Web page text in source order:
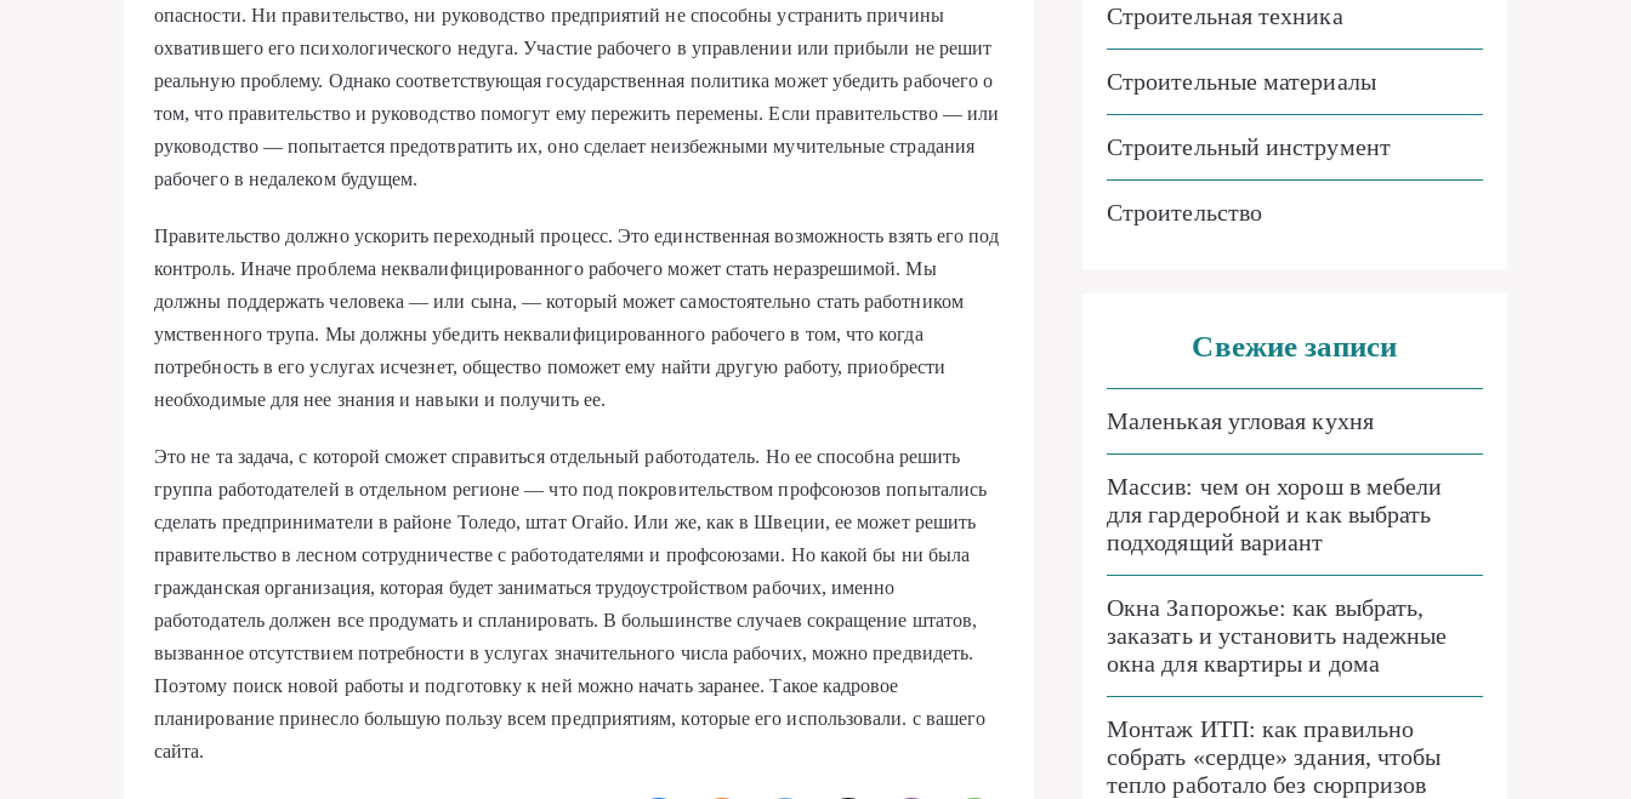
опасности. Ни правительство, ни руководство предприятий не способны устранить причины
охватившего его психологического недуга. Участие рабочего в управлении или прибыли не решит
реальную проблему. Однако соответствующая государственная политика может убедить рабочего о
том, что правительство и руководство помогут ему пережить перемены. Если правительство — или
руководство — попытается предотвратить их, оно сделает неизбежными мучительные страдания
рабочего в недалеком будущем.
Правительство должно ускорить переходный процесс. Это единственная возможность взять его под
контроль. Иначе проблема неквалифицированного рабочего может стать неразрешимой. Мы
должны поддержать человека — или сына, — который может самостоятельно стать работником
умственного трупа. Мы должны убедить неквалифицированного рабочего в том, что когда
потребность в его услугах исчезнет, общество поможет ему найти другую работу, приобрести
необходимые для нее знания и навыки и получить ее.
Это не та задача, с которой сможет справиться отдельный работодатель. Но ее способна решить
группа работодателей в отдельном регионе — что под покровительством профсоюзов попытались
сделать предприниматели в районе Толедо, штат Огайо. Или же, как в Швеции, ее может решить
правительство в лесном сотрудничестве с работодателями и профсоюзами. Но какой бы ни была
гражданская организация, которая будет заниматься трудоустройством рабочих, именно
работодатель должен все продумать и спланировать. В большинстве случаев сокращение штатов,
вызванное отсутствием потребности в услугах значительного числа рабочих, можно предвидеть.
Поэтому поиск новой работы и подготовку к ней можно начать заранее. Такое кадровое
планирование принесло большую пользу всем предприятиям, которые его использовали. с вашего
сайта.
Строительная техника
Строительные материалы
Строительный инструмент
Строительство
Свежие записи
Маленькая угловая кухня
Массив: чем он хорош в мебели
для гардеробной и как выбрать
подходящий вариант
Окна Запорожье: как выбрать,
заказать и установить надежные
окна для квартиры и дома
Монтаж ИТП: как правильно
собрать «сердце» здания, чтобы
тепло работало без сюрпризов